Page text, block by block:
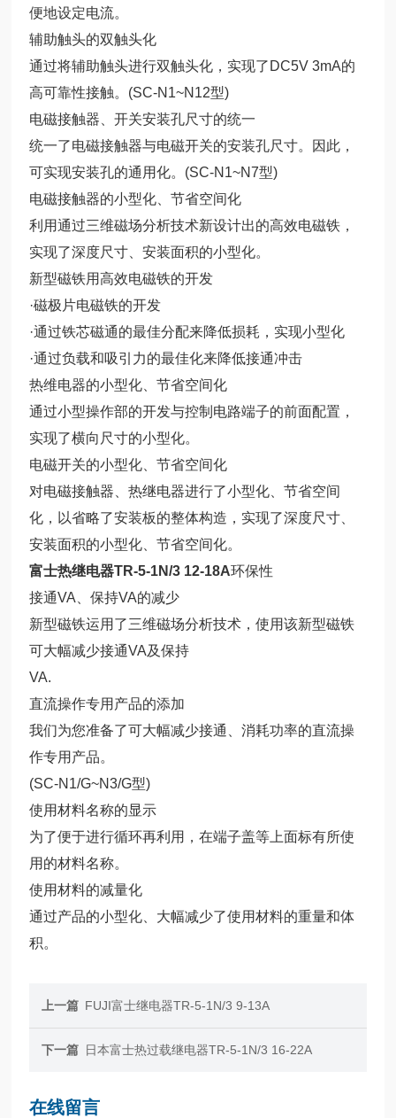
便地设定电流。
辅助触头的双触头化
通过将辅助触头进行双触头化，实现了DC5V 3mA的
高可靠性接触。(SC-N1~N12型)
电磁接触器、开关安装孔尺寸的统一
统一了电磁接触器与电磁开关的安装孔尺寸。因此，
可实现安装孔的通用化。(SC-N1~N7型)
电磁接触器的小型化、节省空间化
利用通过三维磁场分析技术新设计出的高效电磁铁，
实现了深度尺寸、安装面积的小型化。
新型磁铁用高效电磁铁的开发
·磁极片电磁铁的开发
·通过铁芯磁通的最佳分配来降低损耗，实现小型化
·通过负载和吸引力的最佳化来降低接通冲击
热维电器的小型化、节省空间化
通过小型操作部的开发与控制电路端子的前面配置，
实现了横向尺寸的小型化。
电磁开关的小型化、节省空间化
对电磁接触器、热继电器进行了小型化、节省空间
化，以省略了安装板的整体构造，实现了深度尺寸、
安装面积的小型化、节省空间化。
富士热继电器TR-5-1N/3 12-18A环保性
接通VA、保持VA的减少
新型磁铁运用了三维磁场分析技术，使用该新型磁铁
可大幅减少接通VA及保持
VA.
直流操作专用产品的添加
我们为您准备了可大幅减少接通、消耗功率的直流操
作专用产品。
(SC-N1/G~N3/G型)
使用材料名称的显示
为了便于进行循环再利用，在端子盖等上面标有所使
用的材料名称。
使用材料的减量化
通过产品的小型化、大幅减少了使用材料的重量和体
积。
上一篇 FUJI富士继电器TR-5-1N/3 9-13A
下一篇 日本富士热过载继电器TR-5-1N/3 16-22A
在线留言